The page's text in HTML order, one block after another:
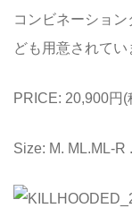
コンビネーショ
ども用意されてい
PRICE: 20,900円
Size: M. ML.ML-R